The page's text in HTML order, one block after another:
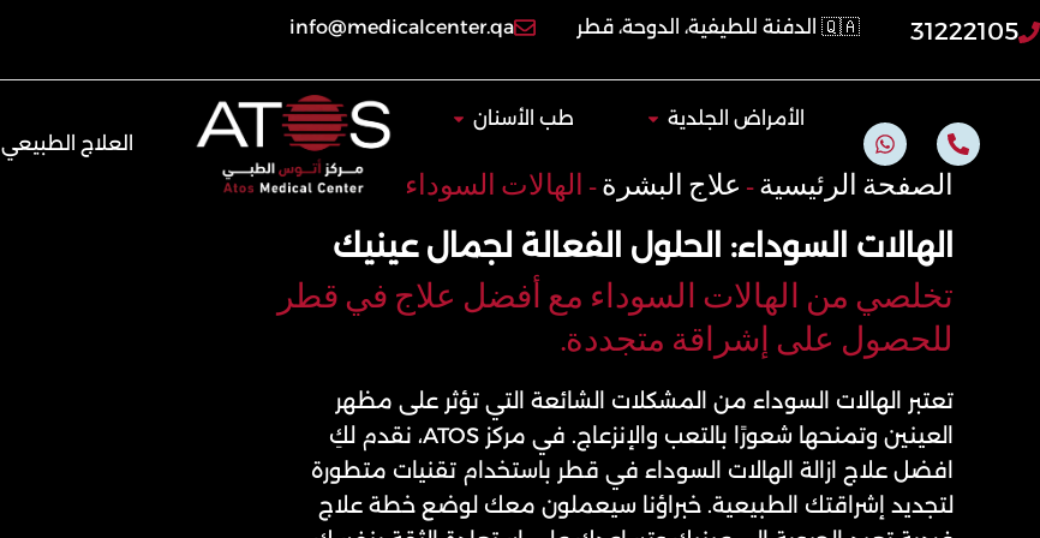
إلى
المحتوى
31222105 🇶🇦 الدفنة للطيفية، الدوحة، قطر info@medicalcenter.qa
P
h
o
n
a
W
h
t
a
p
الأمراض الجلدية Open الأمراض الجلدية طب الأسنان Open طب الأسنان
العلاج الطبيعي
الصفحة الرئيسية- علاج البشرة- الهالات السوداء
الهالات السوداء: الحلول الفعالة لجمال عينيك
تخلصي من الهالات السوداء مع أفضل علاج في قطر
للحصول على إشراقة متجددة.
تعتبر الهالات السوداء من المشكلات الشائعة التي تؤثر على مظهر
العينين وتمنحها شعورًا بالتعب والإنزعاج. في مركز ATOS، نقدم لكِ
افضل علاج ازالة الهالات السوداء في قطر باستخدام تقنيات متطورة
لتجديد إشراقتك الطبيعية. خبراؤنا سيعملون معك لوضع خطة علاج